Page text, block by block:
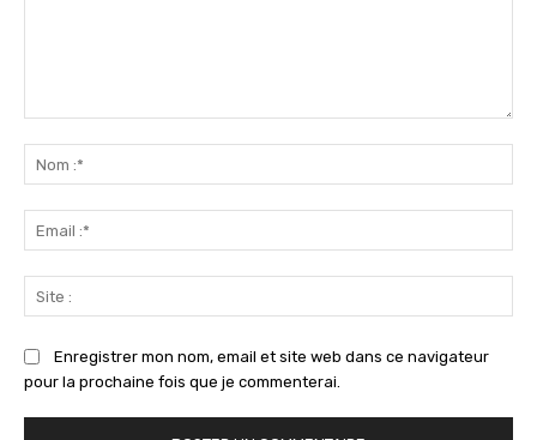
:*
:*
:
Enregistrer mon nom, email et site web dans ce navigateur
pour la prochaine fois que je commenterai.